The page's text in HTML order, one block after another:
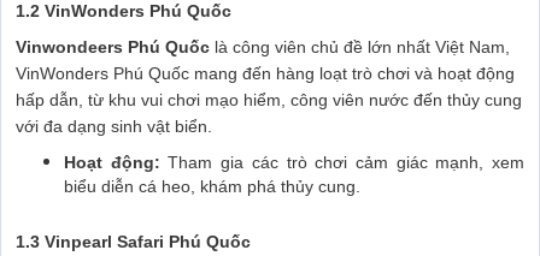
1.2 VinWonders Phú Quốc
Vinwondeers Phú Quốc là công viên chủ đề lớn nhất Việt Nam,
VinWonders Phú Quốc mang đến hàng loạt trò chơi và hoạt động
hấp dẫn, từ khu vui chơi mạo hiểm, công viên nước đến thủy cung
với đa dạng sinh vật biển.
Hoạt động: Tham gia các trò chơi cảm giác mạnh, xem
biểu diễn cá heo, khám phá thủy cung.
1.3 Vinpearl Safari Phú Quốc